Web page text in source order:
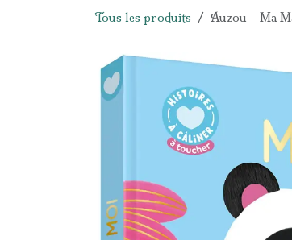
Tous les produits Auzou - Ma